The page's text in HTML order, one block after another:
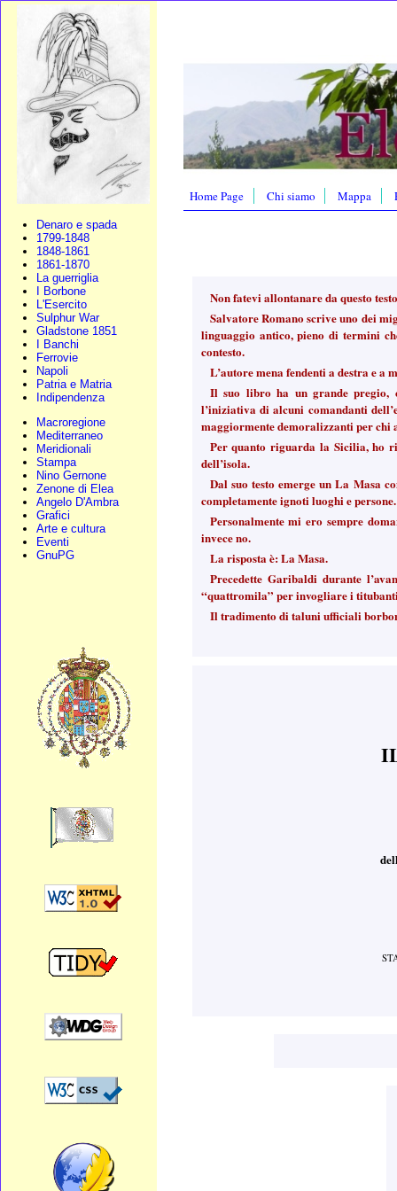
Denaro e spada
1799-1848
1848-1861
1861-1870
La guerriglia
I Borbone
L'Esercito
Sulphur War
Gladstone 1851
I Banchi
Ferrovie
Napoli
Patria e Matria
Indipendenza
Macroregione
Mediterraneo
Meridionali
Stampa
Nino Gernone
Zenone di Elea
Angelo D'Ambra
Grafici
Arte e cultura
Eventi
GnuPG
Home Page Chi siamo Mappa
Non fatevi allontanare da questo
Salvatore Romano scrive uno dei
linguaggio antico, pieno di termini
contesto.
L’autore mena fendenti a destra e a
Il suo libro ha un grande pregio,
l’iniziativa di alcuni comandanti
maggiormente demoralizzanti per chi
Per quanto riguarda la Sicilia, ho
dell’isola.
Dal suo testo emerge un La Masa
completamente ignoti luoghi e persone.
Personalmente mi ero sempre
invece no.
La risposta è: La Masa.
Precedette Garibaldi durante
“quattromila” per invogliare i
Il tradimento di taluni ufficiali